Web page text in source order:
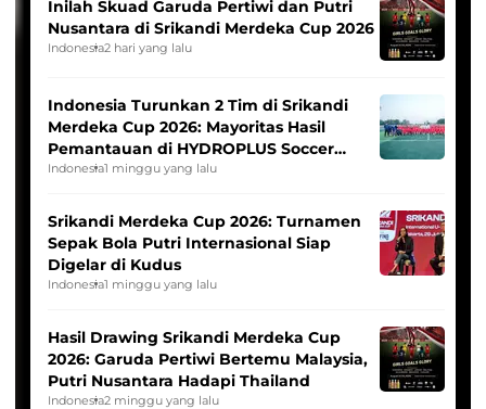
Inilah Skuad Garuda Pertiwi dan Putri
Nusantara di Srikandi Merdeka Cup 2026
Indonesia2 hari yang lalu
Indonesia Turunkan 2 Tim di Srikandi
Merdeka Cup 2026: Mayoritas Hasil
Pemantauan di HYDROPLUS Soccer
League
Indonesia1 minggu yang lalu
Srikandi Merdeka Cup 2026: Turnamen
Sepak Bola Putri Internasional Siap
Digelar di Kudus
Indonesia1 minggu yang lalu
Hasil Drawing Srikandi Merdeka Cup
2026: Garuda Pertiwi Bertemu Malaysia,
Putri Nusantara Hadapi Thailand
Indonesia2 minggu yang lalu